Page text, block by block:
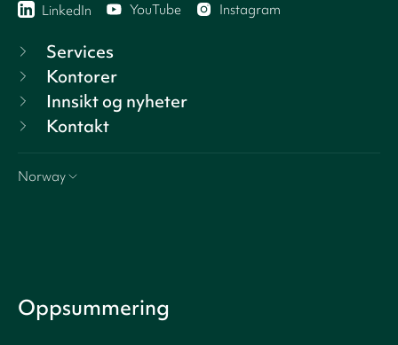
LinkedIn YouTube Instagram
Services
Kontorer
Innsikt og nyheter
Kontakt
Norway
Oppsummering